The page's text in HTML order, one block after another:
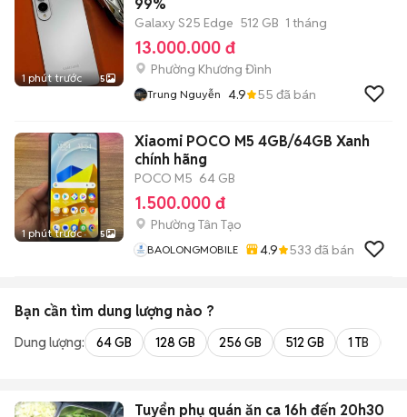
1 phút trước 5
99%
Galaxy S25 Edge 512 GB 1 tháng
13.000.000 đ
Phường Khương Đình
Trung Nguyễn 4.9 55 đã bán
1 phút trước 5
Xiaomi POCO M5 4GB/64GB Xanh
chính hãng
POCO M5 64 GB
1.500.000 đ
Phường Tân Tạo
BAOLONGMOBILE 4.9 533 đã bán
Bạn cần tìm dung lượng nào ?
Dung lượng: 64 GB 128 GB 256 GB 512 GB 1 TB
Tuyển phụ quán ăn ca 16h đến 20h30